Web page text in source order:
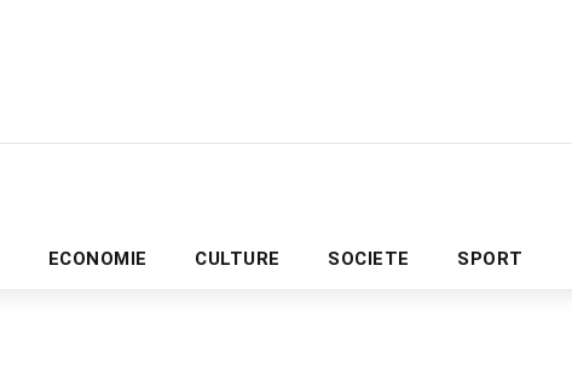
ECONOMIE CULTURE SOCIETE SPORTPUBLICITÉ